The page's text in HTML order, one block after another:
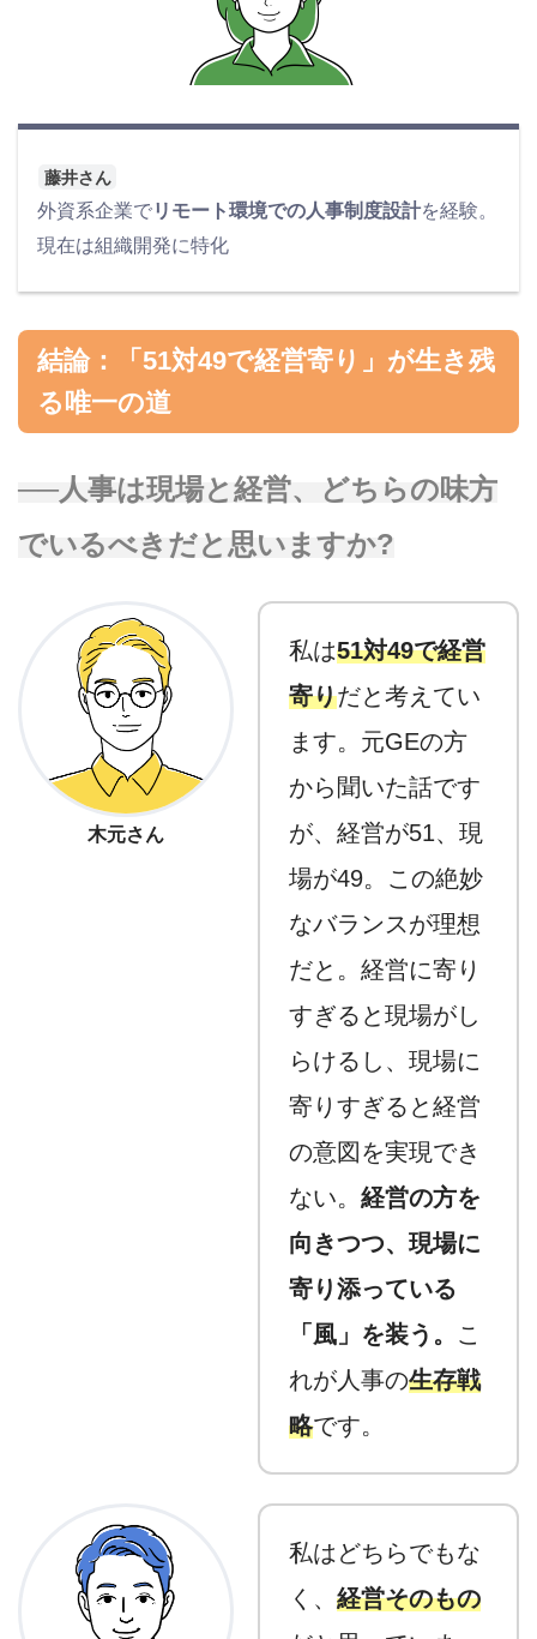
藤井さん
外資系企業でリモート環境での人事制度設計を経験。
現在は組織開発に特化
結論：「51対49で経営寄り」が生き残
る唯一の道
──人事は現場と経営、どちらの味方
でいるべきだと思いますか?
木元さん
私は51対49で経営
寄りだと考えてい
ます。元GEの方
から聞いた話です
が、経営が51、現
場が49。この絶妙
なバランスが理想
だと。経営に寄り
すぎると現場がし
らけるし、現場に
寄りすぎると経営
の意図を実現でき
ない。 経営の方を
向きつつ、現場に
寄り添っている
「風」を装う。 こ
れが人事の生存戦
略です。
私はどちらでもな
く、 経営そのもの